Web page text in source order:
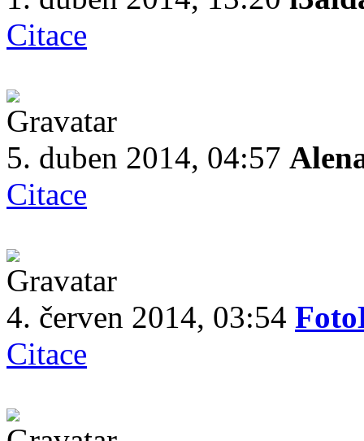
Citace
5. duben 2014, 04:57
Citace
4. červen 2014, 03:54
Citace